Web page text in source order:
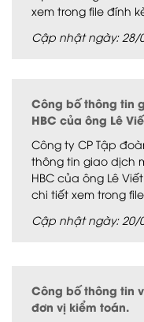
xem trong file đính
Cập nhật ngày: 28/
Công bố thông tin
HBC của ông Lê
Công ty CP Tập
thông tin giao dịch
HBC của ông Lê
chi tiết xem trong
Cập nhật ngày: 20/
Công bố thông tin
đơn vị kiểm toán.